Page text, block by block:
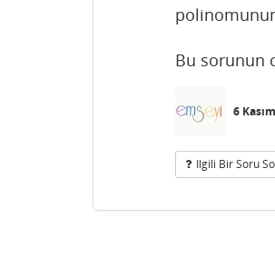
Bu sorunun
6
Ilgili Bir Soru